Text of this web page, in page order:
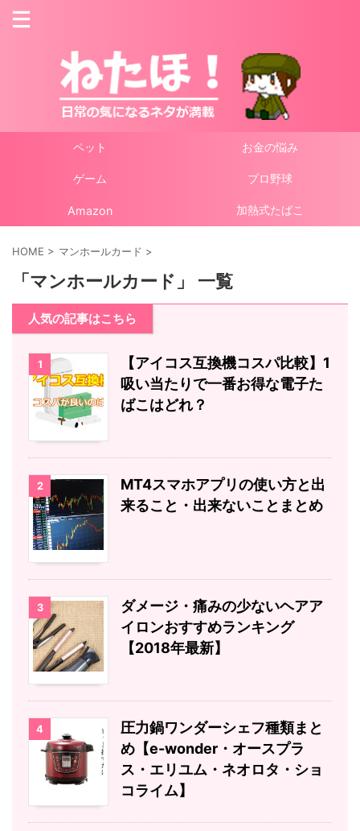
ペット お金の悩み
ゲーム プロ野球
Amazon 加熱式たばこ
HOME > マンホールカード >
「マンホールカード」 一覧
人気の記事はこちら
1
【アイコス互換機コスパ比較】1
吸い当たりで一番お得な電子た
ばこはどれ？
2
MT4スマホアプリの使い方と出
来ること・出来ないことまとめ
3
ダメージ・痛みの少ないヘアア
イロンおすすめランキング
【2018年最新】
4
圧力鍋ワンダーシェフ種類まと
め【e-wonder・オースプラ
ス・エリユム・ネオロタ・ショ
コライム】